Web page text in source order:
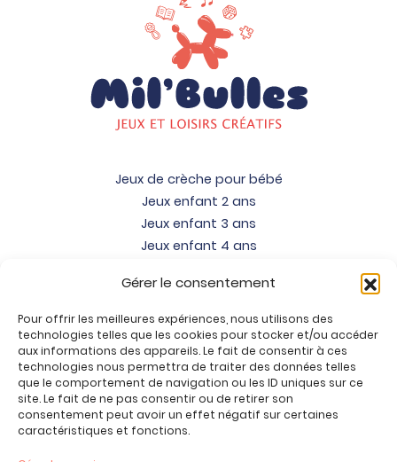
Gérer le consentement
Pour offrir les meilleures expériences, nous utilisons des
technologies telles que les cookies pour stocker et/ou accéder
aux informations des appareils. Le fait de consentir à ces
technologies nous permettra de traiter des données telles
que le comportement de navigation ou les ID uniques sur ce
site. Le fait de ne pas consentir ou de retirer son
consentement peut avoir un effet négatif sur certaines
caractéristiques et fonctions.
Jeux de crèche pour bébé
Jeux enfant 2 ans
Jeux enfant 3 ans
Jeux enfant 4 ans
Jeux enfant 6 ans
Jeux enfant 7 ans
Jeux enfant 8 ans
Jeux enfant 9 ans
Jeux enfant 10 ans
Jeux enfant 11 ans
Jeux enfant 12 ans